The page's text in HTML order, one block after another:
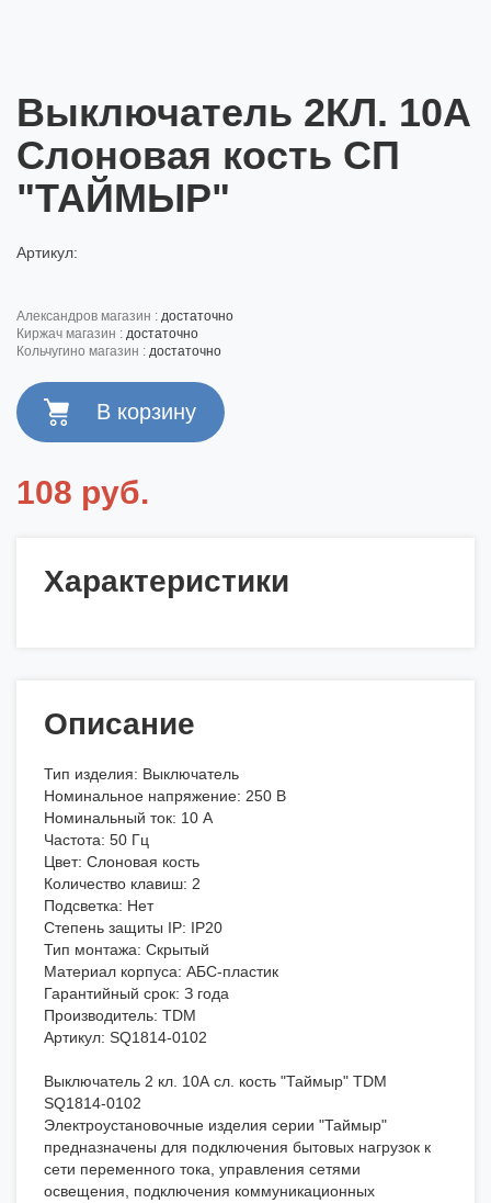
Выключатель 2КЛ. 10А
Слоновая кость СП
"ТАЙМЫР"
Артикул:
александров магазин : достаточно
киржач магазин : достаточно
кольчугино магазин : достаточно
108 руб.
Характеристики
Описание
Тип изделия: Выключатель
Номинальное напряжение: 250 В
Номинальный ток: 10 А
Частота: 50 Гц
Цвет: Слоновая кость
Количество клавиш: 2
Подсветка: Нет
Степень защиты IP: IP20
Тип монтажа: Скрытый
Материал корпуса: АБС-пластик
Гарантийный срок: З года
Производитель: TDM
Артикул: SQ1814-0102
Выключатель 2 кл. 10А сл. кость "Таймыр" TDM
SQ1814-0102
Электроустановочные изделия серии "Таймыр"
предназначены для подключения бытовых нагрузок к
сети переменного тока, управления сетями
освещения, подключения коммуникационных